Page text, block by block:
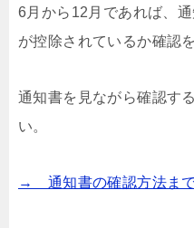
6月から12月であれば、
が控除されているか確認
通知書を見ながら確認す
い。
→ 通知書の確認方法ま